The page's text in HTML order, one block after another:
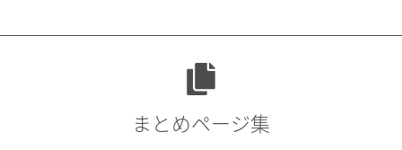
まとめページ集